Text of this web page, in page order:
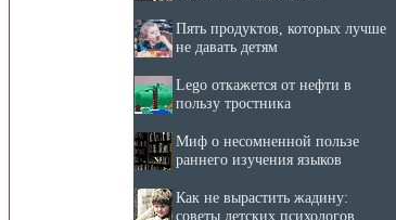
Пять продуктов, которых лучше
не давать детям
Lego откажется от нефти в
пользу тростника
Миф о несомненной пользе
раннего изучения языков
Как не вырастить жадину:
советы детских психологов